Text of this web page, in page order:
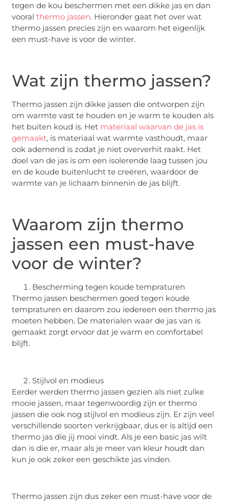
tegen de kou beschermen met een dikke jas en dan
vooralthermo jassen. Hieronder gaat het over wat
thermo jassen precies zijn en waarom het eigenlijk
een must-have is voor de winter.
Wat zijn thermo jassen?
Thermo jassen zijn dikke jassen die ontworpen zijn
om warmte vast te houden en je warm te kouden als
het buiten koud is. Het materiaal waarvan de jas is
gemaakt, is materiaal wat warmte vasthoudt, maar
ook ademend is zodat je niet oververhit raakt. Het
doel van de jas is om een isolerende laag tussen jou
en de koude buitenlucht te creëren, waardoor de
warmte van je lichaam binnenin de jas blijft.
Waarom zijn thermo
jassen een must-have
voor de winter?
Bescherming tegen koude tempraturen
Thermo jassen beschermen goed tegen koude
tempraturen en daarom zou iedereen een thermo jas
moeten hebben. De materialen waar de jas van is
gemaakt zorgt ervoor dat je warm en comfortabel
blijft.
Stijlvol en modieus
Eerder werden thermo jassen gezien als niet zulke
mooie jassen, maar tegenwoordig zijn er thermo
jassen die ook nog stijlvol en modieus zijn. Er zijn veel
verschillende soorten verkrijgbaar, dus er is altijd een
thermo jas die jij mooi vindt. Als je een basic jas wilt
dan is die er, maar als je meer van kleur houdt dan
kun je ook zeker een geschikte jas vinden.
Thermo jassen zijn dus zeker een must-have voor de